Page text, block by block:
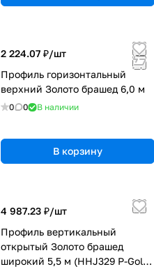
2 224.07 ₽/шт
Профиль горизонтальный
верхний Золото брашед 6,0 м
0 0 В наличии
В корзину
4 987.23 ₽/шт
Профиль вертикальный
открытый Золото брашед
широкий 5,5 м (HHJ329 P-Gold-